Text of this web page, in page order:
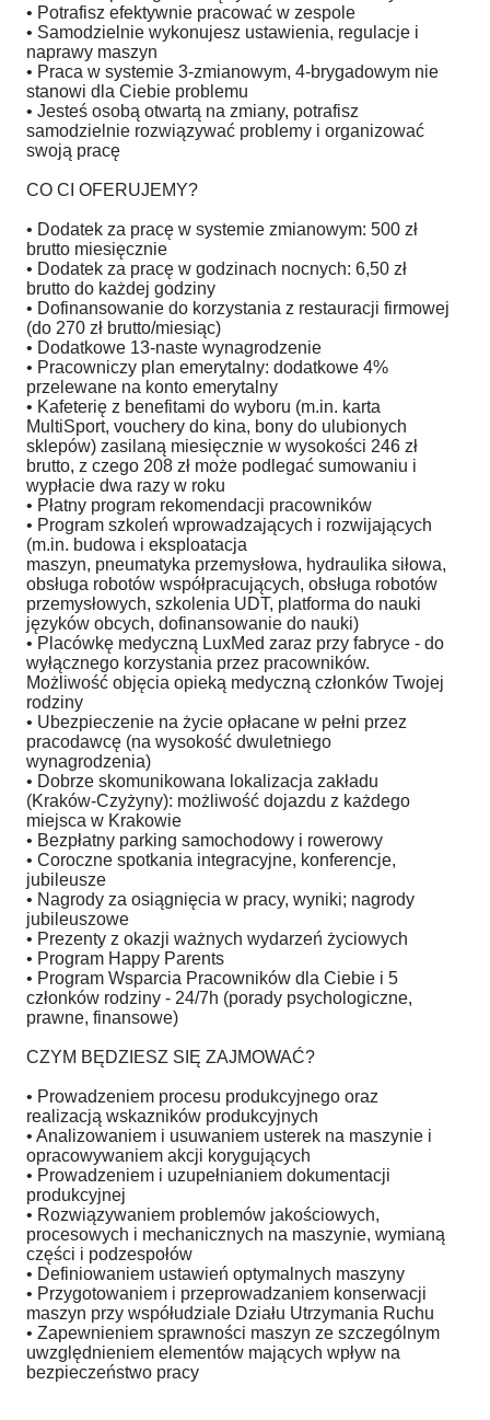
• Potrafisz efektywnie pracować w zespole
• Samodzielnie wykonujesz ustawienia, regulacje i
naprawy maszyn
• Praca w systemie 3-zmianowym, 4-brygadowym nie
stanowi dla Ciebie problemu
• Jesteś osobą otwartą na zmiany, potrafisz
samodzielnie rozwiązywać problemy i organizować
swoją pracę
CO CI OFERUJEMY?
• Dodatek za pracę w systemie zmianowym: 500 zł
brutto miesięcznie
• Dodatek za pracę w godzinach nocnych: 6,50 zł
brutto do każdej godziny
• Dofinansowanie do korzystania z restauracji firmowej
(do 270 zł brutto/miesiąc)
• Dodatkowe 13-naste wynagrodzenie
• Pracowniczy plan emerytalny: dodatkowe 4%
przelewane na konto emerytalny
• Kafeterię z benefitami do wyboru (m.in. karta
MultiSport, vouchery do kina, bony do ulubionych
sklepów) zasilaną miesięcznie w wysokości 246 zł
brutto, z czego 208 zł może podlegać sumowaniu i
wypłacie dwa razy w roku
• Płatny program rekomendacji pracowników
• Program szkoleń wprowadzających i rozwijających
(m.in. budowa i eksploatacja
maszyn, pneumatyka przemysłowa, hydraulika siłowa,
obsługa robotów współpracujących, obsługa robotów
przemysłowych, szkolenia UDT, platforma do nauki
języków obcych, dofinansowanie do nauki)
• Placówkę medyczną LuxMed zaraz przy fabryce - do
wyłącznego korzystania przez pracowników.
Możliwość objęcia opieką medyczną członków Twojej
rodziny
• Ubezpieczenie na życie opłacane w pełni przez
pracodawcę (na wysokość dwuletniego
wynagrodzenia)
• Dobrze skomunikowana lokalizacja zakładu
(Kraków-Czyżyny): możliwość dojazdu z każdego
miejsca w Krakowie
• Bezpłatny parking samochodowy i rowerowy
• Coroczne spotkania integracyjne, konferencje,
jubileusze
• Nagrody za osiągnięcia w pracy, wyniki; nagrody
jubileuszowe
• Prezenty z okazji ważnych wydarzeń życiowych
• Program Happy Parents
• Program Wsparcia Pracowników dla Ciebie i 5
członków rodziny - 24/7h (porady psychologiczne,
prawne, finansowe)
CZYM BĘDZIESZ SIĘ ZAJMOWAĆ?
• Prowadzeniem procesu produkcyjnego oraz
realizacją wskazników produkcyjnych
• Analizowaniem i usuwaniem usterek na maszynie i
opracowywaniem akcji korygujących
• Prowadzeniem i uzupełnianiem dokumentacji
produkcyjnej
• Rozwiązywaniem problemów jakościowych,
procesowych i mechanicznych na maszynie, wymianą
części i podzespołów
• Definiowaniem ustawień optymalnych maszyny
• Przygotowaniem i przeprowadzaniem konserwacji
maszyn przy współudziale Działu Utrzymania Ruchu
• Zapewnieniem sprawności maszyn ze szczególnym
uwzględnieniem elementów mających wpływ na
bezpieczeństwo pracy